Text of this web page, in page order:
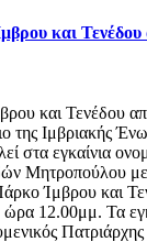
και
και Τενέδου
της Ιμβριακής
στα εγκαίνια
Μητροπούλου
Ίμβρου και
12.00μμ. Τα